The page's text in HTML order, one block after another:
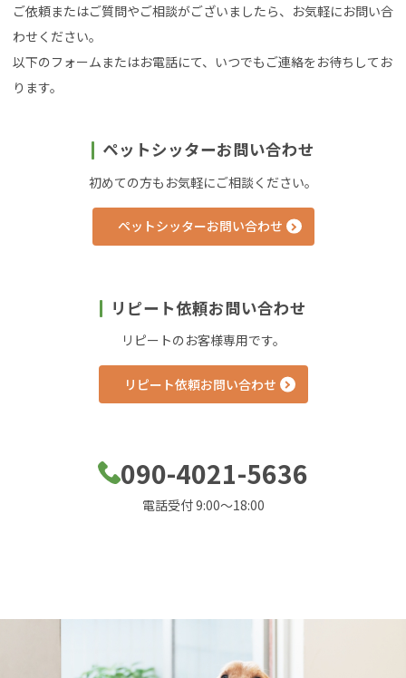
ご依頼またはご質問やご相談がございましたら、お気軽にお問い合
わせください。
以下のフォームまたはお電話にて、いつでもご連絡をお待ちしてお
ります。
ペットシッターお問い合わせ
初めての方もお気軽にご相談ください。
ペットシッターお問い合わせ
リピート依頼お問い合わせ
リピートのお客様専用です。
リピート依頼お問い合わせ
090-4021-5636
電話受付 9:00～18:00